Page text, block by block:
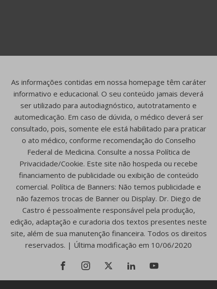
As informações contidas em nossa homepage têm caráter
informativo e educacional. O seu conteúdo jamais deverá
ser utilizado para autodiagnóstico, autotratamento e
automedicação. Em caso de dúvida, o médico deverá ser
consultado, pois, somente ele está habilitado para praticar
o ato médico, conforme recomendação do Conselho
Federal de Medicina. Consulte a nossa Política de
Privacidade/Cookie. Este site não hospeda ou recebe
financiamento de publicidade ou exibição de conteúdo
comercial. Política de Banners: Não temos publicidade e
não fazemos trocas de Banner ou Display. Dr. Diego de
Castro é pessoalmente responsável pela produção,
edição, adaptação e curadoria dos textos presentes neste
site, além de sua manutenção financeira. Todos os direitos
reservados. | Última modificação em 10/06/2020